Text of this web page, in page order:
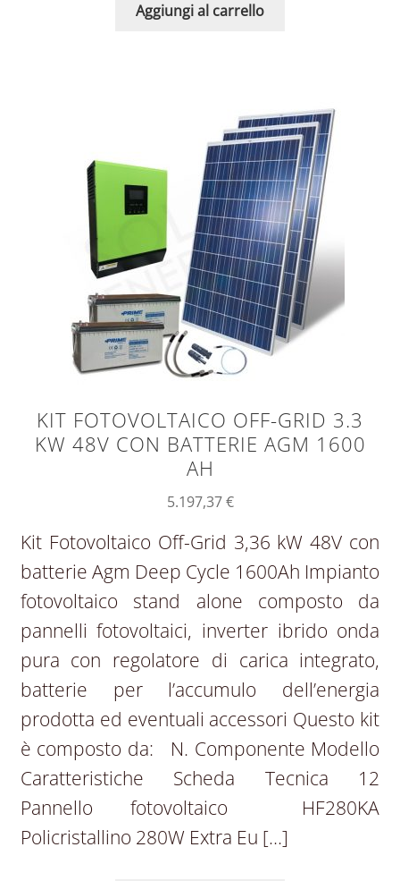
Aggiungi al carrello
KIT FOTOVOLTAICO OFF-GRID 3.3
KW 48V CON BATTERIE AGM 1600
AH
5.197,37€
Kit Fotovoltaico Off-Grid 3,36 kW 48V con
batterie Agm Deep Cycle 1600Ah Impianto
fotovoltaico stand alone composto da
pannelli fotovoltaici, inverter ibrido onda
pura con regolatore di carica integrato,
batterie per l’accumulo dell’energia
prodotta ed eventuali accessori Questo kit
è composto da: N. Componente Modello
Caratteristiche Scheda Tecnica 12
Pannello fotovoltaico HF280KA
Policristallino 280W Extra Eu […]